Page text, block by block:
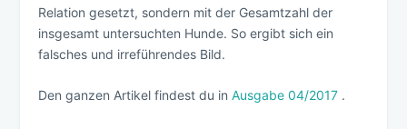
Relation gesetzt, sondern mit der Gesamtzahl der
insgesamt untersuchten Hunde. So ergibt sich ein
falsches und irreführendes Bild.
Den ganzen Artikel findest du inAusgabe 04/2017 .